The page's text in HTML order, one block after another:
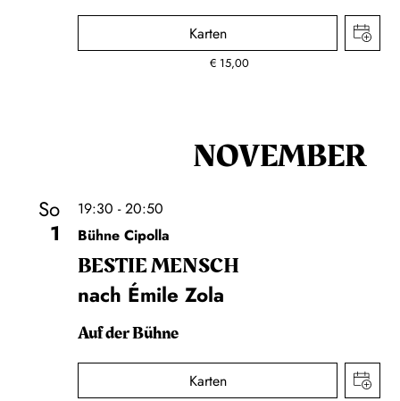
Karten
€ 15,00
NOVEMBER
So
1
19:30 - 20:50
Bühne Cipolla
BESTIE MENSCH
nach Émile Zola
Auf der Bühne
Karten